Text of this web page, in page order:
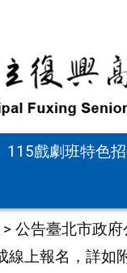
115戲劇班特色
>公告臺北市政
上報名，詳如